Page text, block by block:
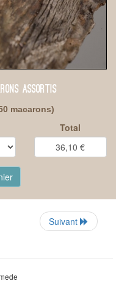
ASSORTIS
macarons)
Total
Suivant